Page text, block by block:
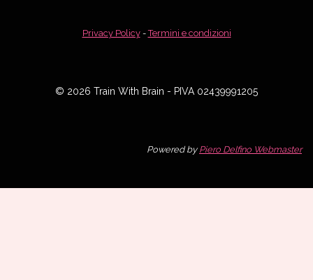
Privacy Policy-Termini e condizioni
© 2026 Train With Brain - PIVA 02439991205
Powered byPiero Delfino Webmaster